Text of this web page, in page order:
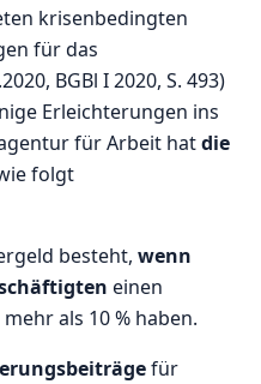
krisenbedingten
für das
BGBl I 2020, S. 493)
Erleichterungen ins
für Arbeit hatdie
folgt
besteht,wenn
einen
als 10 % haben.
für